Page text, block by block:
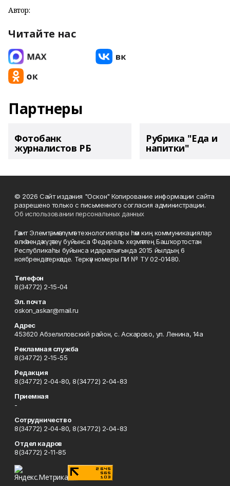
Автор:
Читайте нас
Партнеры
Фотобанк
журналистов РБ
Рубрика "Еда и
напитки"
© 2026 Сайт издания "Оскон" Копирование информации сайта
разрешено только с письменного согласия администрации.
Об использовании персональных данных
Гәзит Элемтә, мәғлүмәт технологиялары һәм киң коммуникациялар
өлкәһендә күҙәтеү буйынса Федераль хеҙмәттең Башҡортостан
Республикаһы буйынса идаралығында 2015 йылдың 6
ноябрендә теркәлде. Теркәү номеры ПИ № ТУ 02-01480.
Телефон
8(34772) 2-15-04
Эл. почта
oskon_askar@mail.ru
Адрес
453620 Абзелиловский район, с. Аскарово, ул. Ленина, 14а
Рекламная служба
8(34772) 2-15-55
Редакция
8(34772) 2-04-80, 8(34772) 2-04-83
Приемная
-
Сотрудничество
8(34772) 2-04-80, 8(34772) 2-04-83
Отдел кадров
8(34772) 2-11-85